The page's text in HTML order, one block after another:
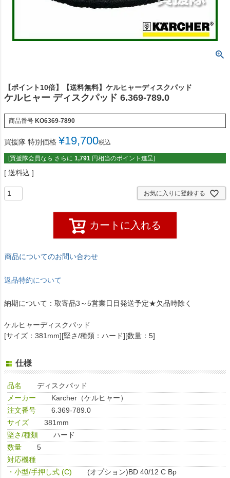
【ポイント10倍】【送料無料】ケルヒャーディスクパッド
ケルヒャー ディスクパッド 6.369-789.0
商品番号 KO6369-7890
買援隊 特別価格 ¥19,700税込
[買援隊会員なら さらに 1,791 円相当のポイント進呈]
送料込
お気に入りに登録する
カートに入れる
商品についてのお問い合わせ
返品特約について
納期について：取寄品3～5営業日目発送予定★欠品時除く
ケルヒャーディスクパッド
[サイズ：381mm][堅さ/種類：ハード][数量：5]
仕様
品名
ディスクパッド
メーカー
Karcher（ケルヒャー）
注文番号
6.369-789.0
サイズ
381mm
堅さ/種類
ハード
数量
5
対応機種
・小型/手押し式 (C)
(オプション)BD 40/12 C Bp